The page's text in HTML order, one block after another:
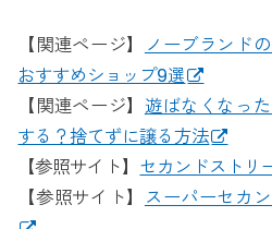
【関連ページ】
ノーブランド
おすすめショップ9選
【関連ページ】 遊ばなくなっ
する？捨てずに譲る方法
【参照サイト】 セカンドストリ
【参照サイト】 スーパーセカ